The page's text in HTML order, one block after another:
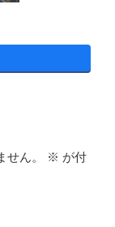
ん。 ※ が付